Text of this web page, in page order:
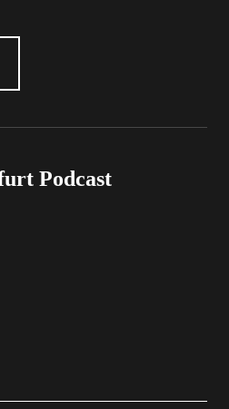
Podcast